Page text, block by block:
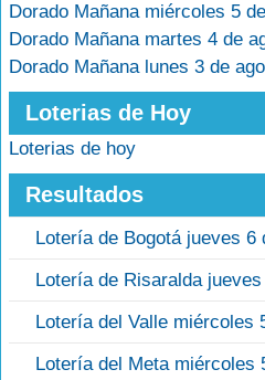
Dorado Mañana miércoles 5
Dorado Mañana martes 4 de
Dorado Mañana lunes 3 de
Loterias de Hoy
Loterias de hoy
Resultados
Lotería de Bogotá jueves 6
Lotería de Risaralda
Lotería del Valle miércoles
Lotería del Meta miércoles